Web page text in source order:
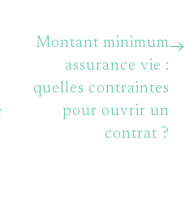
Montant minimum
assurance vie :
quelles contraintes
pour ouvrir un
contrat ?